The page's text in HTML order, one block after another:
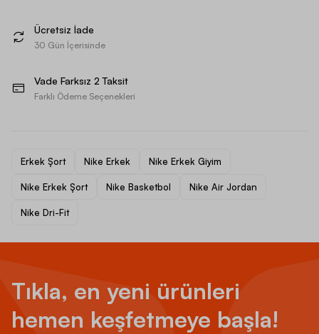
Ücretsiz İade
30 Gün İçerisinde
Vade Farksız 2 Taksit
Farklı Ödeme Seçenekleri
Erkek Şort Nike Erkek Nike Erkek Giyim
Nike Erkek Şort Nike Basketbol Nike Air Jordan
Nike Dri-Fit
Tıkla, en yeni ürünleri
hemen keşfetmeye başla!